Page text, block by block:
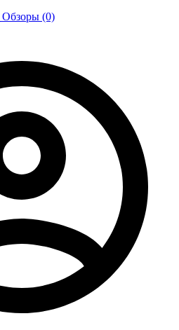
Обзоры (0)